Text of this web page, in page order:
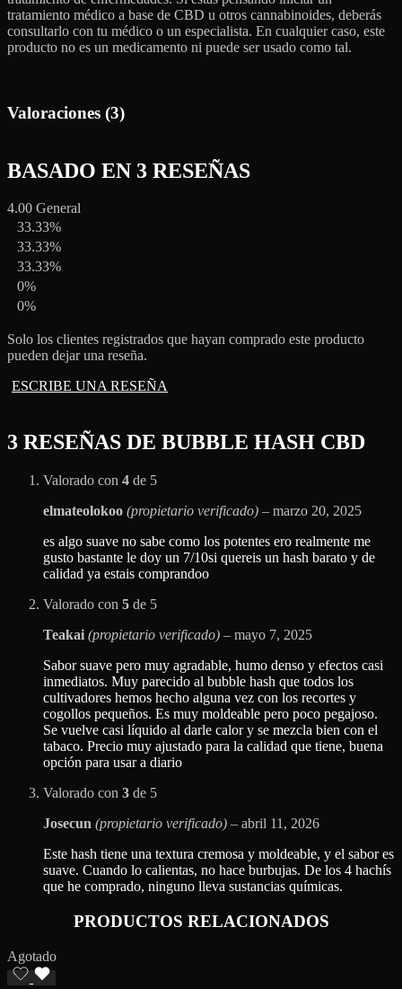
tratamiento médico a base de CBD u otros cannabinoides, deberás
consultarlo con tu médico o un especialista. En cualquier caso, este
producto no es un medicamento ni puede ser usado como tal.
Valoraciones (3)
BASADO EN 3 RESEÑAS
4.00 General
33.33%
33.33%
33.33%
0%
0%
Solo los clientes registrados que hayan comprado este producto
pueden dejar una reseña.
ESCRIBE UNA RESEÑA
3 RESEÑAS DE BUBBLE HASH CBD
Valorado con 4 de 5
elmateolokoo (propietario verificado) – marzo 20, 2025
es algo suave no sabe como los potentes ero realmente me
gusto bastante le doy un 7/10si quereis un hash barato y de
calidad ya estais comprandoo
Valorado con 5 de 5
Teakai (propietario verificado) – mayo 7, 2025
Sabor suave pero muy agradable, humo denso y efectos casi
inmediatos. Muy parecido al bubble hash que todos los
cultivadores hemos hecho alguna vez con los recortes y
cogollos pequeños. Es muy moldeable pero poco pegajoso.
Se vuelve casi líquido al darle calor y se mezcla bien con el
tabaco. Precio muy ajustado para la calidad que tiene, buena
opción para usar a diario
Valorado con 3 de 5
Josecun (propietario verificado) – abril 11, 2026
Este hash tiene una textura cremosa y moldeable, y el sabor es
suave. Cuando lo calientas, no hace burbujas. De los 4 hachís
que he comprado, ninguno lleva sustancias químicas.
PRODUCTOS RELACIONADOS
Agotado